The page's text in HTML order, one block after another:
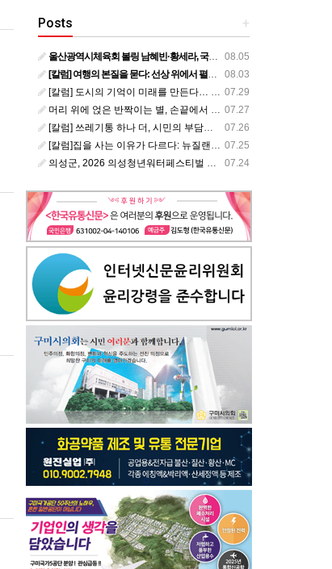
+
Posts
08.05
울산광역시체육회 볼링 남혜빈·황세라, 국가대표 평가전 통과… ‘아시아선수권 출전’
08.03
[칼럼] 여행의 본질을 묻다: 선상 위에서 펼쳐지는 공간과 사람, 그리고 미식의 미학
07.29
[칼럼] 도시의 기억이 미래를 만든다… 크라이스트처치와 한국 도시가 주는 교훈
07.27
머리 위에 얹은 반짝이는 별, 손끝에서 피어난 우리의 정체성
07.26
[칼럼] 쓰레기통 하나 더, 시민의 부담도 하나 더
07.25
[칼럼]집을 사는 이유가 다르다: 뉴질랜드 부동산에서 배운 다섯 가지 교훈
07.24
의성군, 2026 의성청년워터페스티벌 개최…한여름 위천에서 청년과 가족이 함께 즐긴다